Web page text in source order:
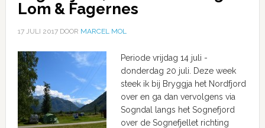
Lom & Fagernes
17 JULI 2017DOOR MARCEL MOL
Periode vrijdag 14 juli -
donderdag 20 juli. Deze week
steek ik bij Bryggja het Nordfjord
over en ga dan vervolgens via
Sogndal langs het Sognefjord
over de Sognefjellet richting